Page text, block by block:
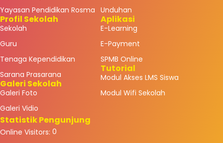
Yayasan Pendidikan Rosma
Profil Sekolah
Sekolah
Guru
Tenaga Kependidikan
Sarana Prasarana
Galeri Sekolah
Galeri Foto
Galeri Vidio
Unduhan
Aplikasi
E-Learning
E-Payment
SPMB Online
Tutorial
Modul Akses LMS Siswa
Modul Wifi Sekolah
Statistik Pengunjung
Online Visitors: 0